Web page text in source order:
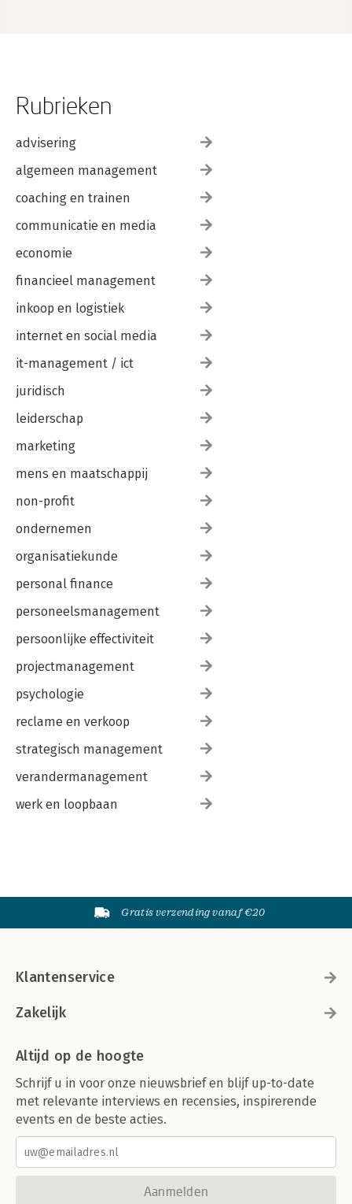
Rubrieken
advisering
algemeen management
coaching en trainen
communicatie en media
economie
financieel management
inkoop en logistiek
internet en social media
it-management / ict
juridisch
leiderschap
marketing
mens en maatschappij
non-profit
ondernemen
organisatiekunde
personal finance
personeelsmanagement
persoonlijke effectiviteit
projectmanagement
psychologie
reclame en verkoop
strategisch management
verandermanagement
werk en loopbaan
Gratis verzending vanaf €20
Klantenservice
Zakelijk
Altijd op de hoogte
Schrijf u in voor onze nieuwsbrief en blijf up-to-date
met relevante interviews en recensies, inspirerende
events en de beste acties.
Aanmelden